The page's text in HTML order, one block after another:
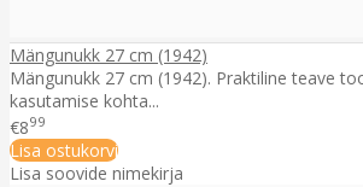
Mängunukk 27 cm (1942)
Mängunukk 27 cm (1942). Praktiline teave
kasutamise kohta...
€899
Lisa ostukorvi
Lisa soovide nimekirja